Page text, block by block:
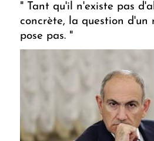
" Tant qu'il n'existe pas
concrète, la question d'un
pose pas. "